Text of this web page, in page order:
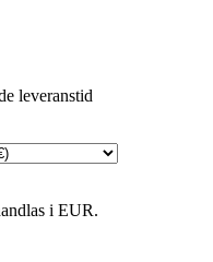
leveranstid
i EUR.